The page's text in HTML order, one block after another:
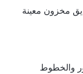
مخزون معينة
والخطوط